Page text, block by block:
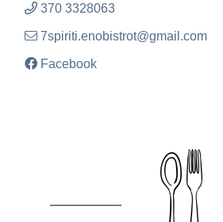
370 3328063
7spiriti.enobistrot@gmail.com
Facebook